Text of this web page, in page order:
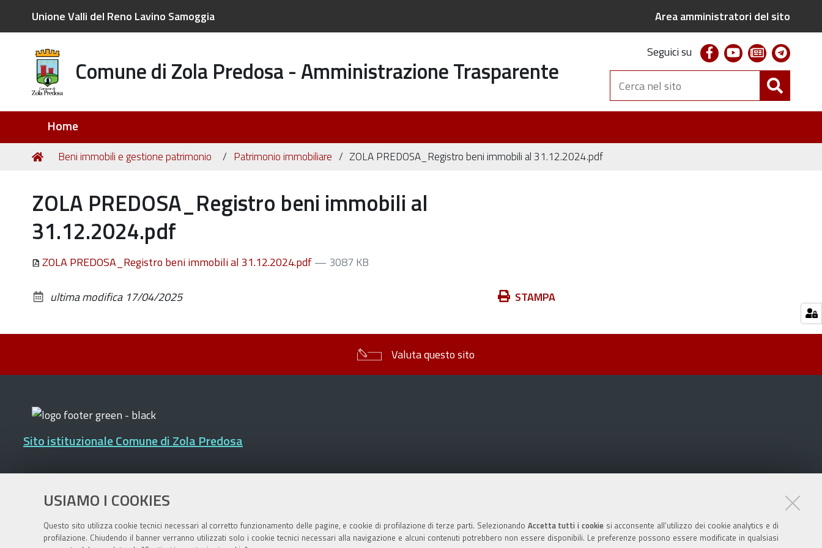
USIAMO I COOKIES
Questo sito utilizza cookie tecnici necessari al corretto funzionamento delle pagine, e cookie di profilazione di terze parti. Selezionando Accetta tutti i cookiesi acconsente all’utilizzo dei cookie analytics e di
profilazione. Chiudendo il banner verranno utilizzati solo i cookie tecnici necessari alla navigazione e alcuni contenuti potrebbero non essere disponibili. Le preferenze possono essere modificate in qualsiasi
Unione Valli del Reno Lavino Samoggia Area amministratori del sito
Comune di Zola Predosa - Amministrazione Trasparente
Seguici su facebookyoutubenewsletter
Cerca
nel
sito
Home
Tu
Home
Beni immobili e gestione patrimonio Patrimonio immobiliare ZOLA PREDOSA_Registro beni immobili al 31.12.2024.pdf
ZOLA PREDOSA_Registro beni immobili al
31.12.2024.pdf
ZOLA PREDOSA_Registro beni immobili al 31.12.2024.pdf— 3087 KB
Azioni STAMPA
ultima modifica 17/04/2025
Valuta questo sito
Sito istituzionale Comune di Zola Predosa
Privacy policy| DPO|Accessibilità